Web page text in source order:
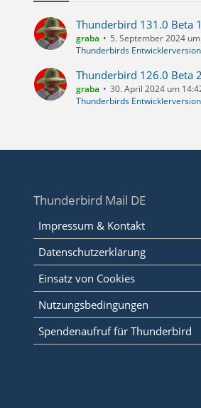
Thunderbird 131.0 Beta
graba
5. September 2024
Thunderbirds
Thunderbird 126.0 Beta
graba
30. April 2024 um
Thunderbirds
Thunderbird Mail DE
Impressum & Kontakt
Datenschutzerklärung
Einsatz von Cookies
Nutzungsbedingungen
Spendenaufruf für Thunderbird